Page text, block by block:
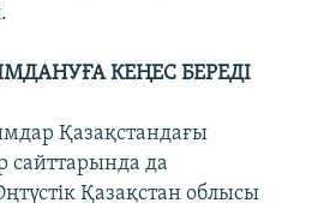
КЕҢЕС БЕРЕДІ
Қазақстандағы
сайттарында да
Қазақстан облысы